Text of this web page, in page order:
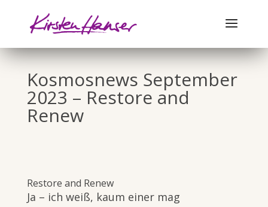
Kosmosnews September
2023 – Restore and
Renew
Restore and Renew
Ja – ich weiß, kaum einer mag